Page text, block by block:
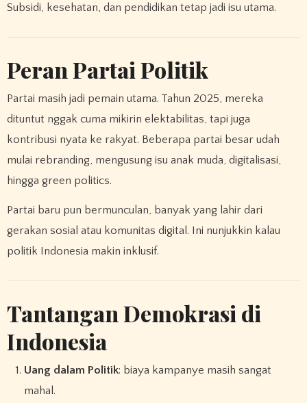
Subsidi, kesehatan, dan pendidikan tetap jadi isu utama.
Peran Partai Politik
Partai masih jadi pemain utama. Tahun 2025, mereka
dituntut nggak cuma mikirin elektabilitas, tapi juga
kontribusi nyata ke rakyat. Beberapa partai besar udah
mulai rebranding, mengusung isu anak muda, digitalisasi,
hingga green politics.
Partai baru pun bermunculan, banyak yang lahir dari
gerakan sosial atau komunitas digital. Ini nunjukkin kalau
politik Indonesia makin inklusif.
Tantangan Demokrasi di
Indonesia
Uang dalam Politik: biaya kampanye masih sangat
mahal.